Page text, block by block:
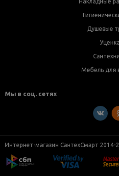
Накладные
Душевые
Уценка
Мебель для
Мы в соц. сетях
Интернет-магазин СантехСмарт 2014-